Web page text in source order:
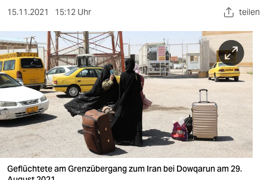
sport
berlin
nord
wahrheit
verlag
verlag
veranstaltungen
15.11.2021 15:12 Uhr teilen
Geflüchtete am Grenzübergang zum Iran bei Dowqarun am 29.